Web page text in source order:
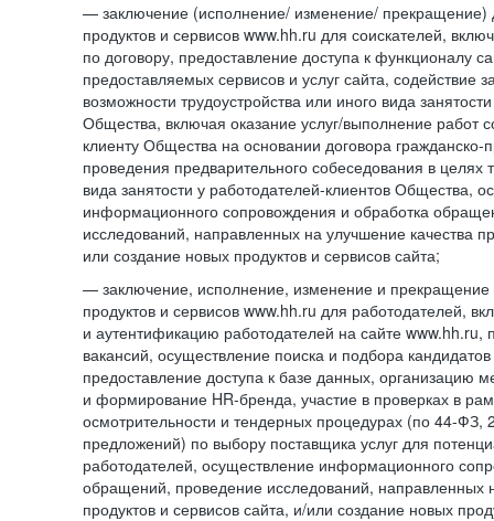
— заключение (исполнение/ изменение/ прекращение)
продуктов и сервисов www.hh.ru для соискателей,
по договору, предоставление доступа к функционалу
предоставляемых сервисов и услуг сайта, содействие
возможности трудоустройства или иного вида
Общества, включая оказание услуг/выполнение работ
клиенту Общества на основании договора гражданско-
проведения предварительного собеседования в целях
вида занятости у работодателей-клиентов Общества,
информационного сопровождения и обработка
исследований, направленных на улучшение качества
или создание новых продуктов и сервисов сайта;
— заключение, исполнение, изменение и прекращение
продуктов и сервисов www.hh.ru для работодателей,
и аутентификацию работодателей на сайте www.hh.ru,
вакансий, осуществление поиска и подбора
предоставление доступа к базе данных, организацию
и формирование HR-бренда, участие в проверках в
осмотрительности и тендерных процедурах (по 44-ФЗ,
предложений) по выбору поставщика услуг для
работодателей, осуществление информационного
обращений, проведение исследований, направленных
продуктов и сервисов сайта, и/или создание новых